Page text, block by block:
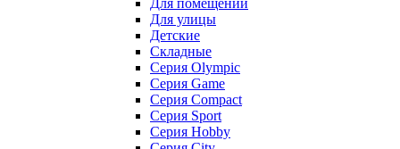
Для помещений
Для улицы
Детские
Складные
Серия Olympic
Серия Game
Серия Compact
Серия Sport
Серия Hobby